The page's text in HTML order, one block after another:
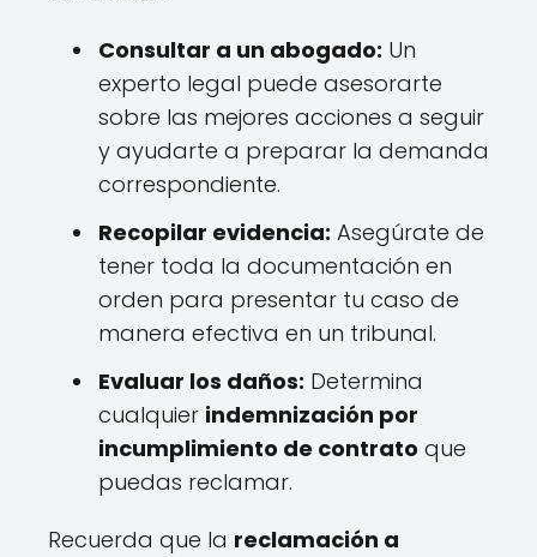
Consultar a un abogado: Un
experto legal puede asesorarte
sobre las mejores acciones a seguir
y ayudarte a preparar la demanda
correspondiente.
Recopilar evidencia: Asegúrate de
tener toda la documentación en
orden para presentar tu caso de
manera efectiva en un tribunal.
Evaluar los daños: Determina
cualquier indemnización por
incumplimiento de contrato que
puedas reclamar.
Recuerda que la reclamación a